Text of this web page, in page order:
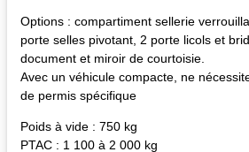
Options : compartiment sellerie
porte selles pivotant, 2 porte licols et
document et miroir de courtoisie.
Avec un véhicule compacte, ne
de permis spécifique
Poids à vide : 750 kg
PTAC : 1 100 à 2 000 kg